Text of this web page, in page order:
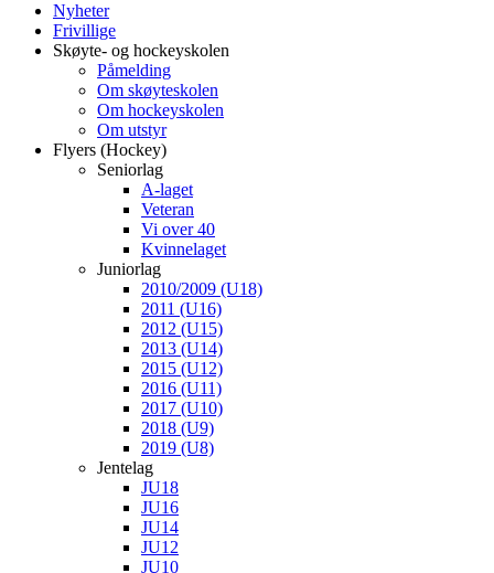
Nyheter
Frivillige
Skøyte- og hockeyskolen
Påmelding
Om skøyteskolen
Om hockeyskolen
Om utstyr
Flyers (Hockey)
Seniorlag
A-laget
Veteran
Vi over 40
Kvinnelaget
Juniorlag
2010/2009 (U18)
2011 (U16)
2012 (U15)
2013 (U14)
2015 (U12)
2016 (U11)
2017 (U10)
2018 (U9)
2019 (U8)
Jentelag
JU18
JU16
JU14
JU12
JU10